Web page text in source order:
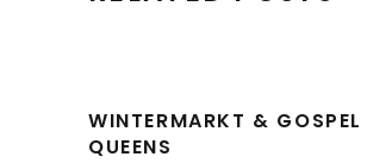
WINTERMARKT & GOSPEL
QUEENS